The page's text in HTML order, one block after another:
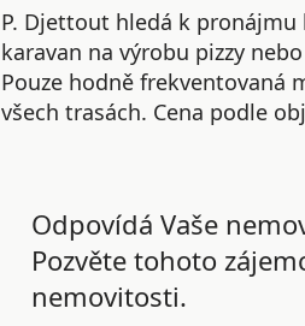
P. Djettout hledá k pronájmu
karavan na výrobu pizzy
Pouze hodně frekventovaná
všech trasách. Cena podle
Odpovídá Vaše
Pozvěte tohoto
nemovitosti.